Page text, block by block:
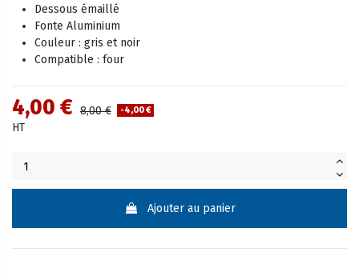
Dessous émaillé
Fonte Aluminium
Couleur : gris et noir
Compatible : four
4,00 € 8,00 € -4,00 €
HT
Ajouter au panier